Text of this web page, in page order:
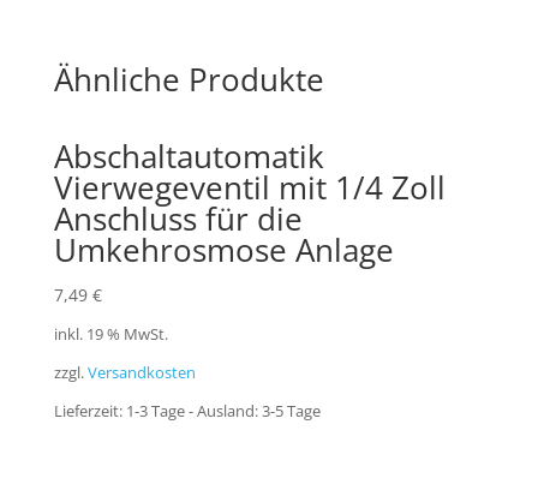
Ähnliche Produkte
Abschaltautomatik
Vierwegeventil mit 1/4 Zoll
Anschluss für die
Umkehrosmose Anlage
7,49 €
inkl. 19 % MwSt.
zzgl.Versandkosten
Lieferzeit: 1-3 Tage - Ausland: 3-5 Tage